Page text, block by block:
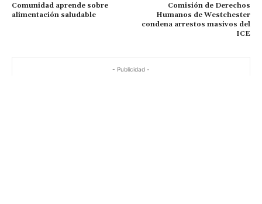
Comunidad aprende sobre
alimentación saludable
Comisión de Derechos
Humanos de Westchester
condena arrestos masivos del
ICE
- Publicidad -